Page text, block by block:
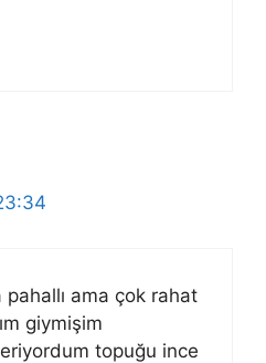
ama çok rahat
giymişim
topuğu ince